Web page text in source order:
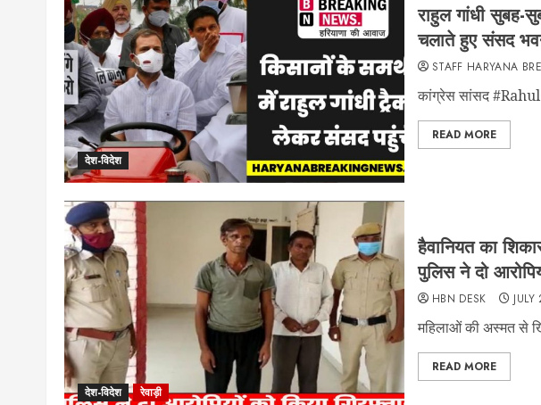
देश-विदेश
राहुल गांधी सुबह-
चलाते हुए संसद
STAFF HARYANA
कांग्रेस सांसद
READ MORE
देश-विदेश रेवाड़ी
हैवानियत का
पुलिस ने दो
HBN DESK
महिलाओं की अस्मत से
READ MORE